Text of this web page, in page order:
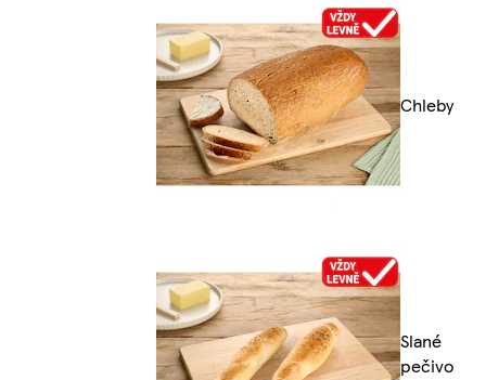
Chleby
Slané
pečivo